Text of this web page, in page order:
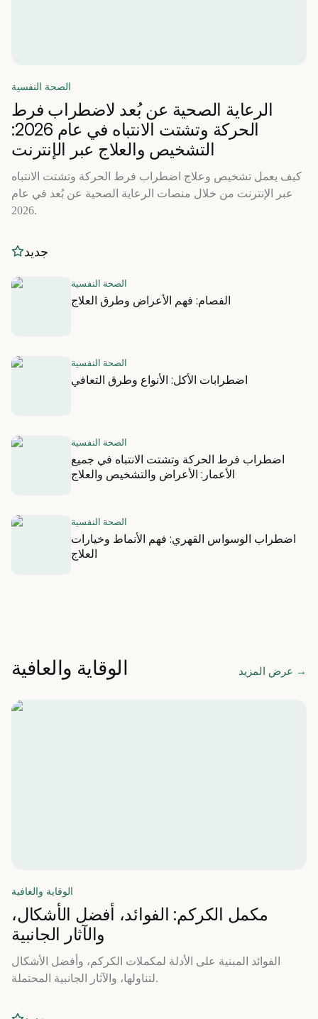
الصحة النفسية
الرعاية الصحية عن بُعد لاضطراب فرط
الحركة وتشتت الانتباه في عام 2026:
التشخيص والعلاج عبر الإنترنت
كيف يعمل تشخيص وعلاج اضطراب فرط الحركة وتشتت الانتباه
عبر الإنترنت من خلال منصات الرعاية الصحية عن بُعد في عام
2026.
جديد
الصحة النفسية
الفصام: فهم الأعراض وطرق العلاج
الصحة النفسية
اضطرابات الأكل: الأنواع وطرق التعافي
الصحة النفسية
اضطراب فرط الحركة وتشتت الانتباه في جميع
الأعمار: الأعراض والتشخيص والعلاج
الصحة النفسية
اضطراب الوسواس القهري: فهم الأنماط وخيارات
العلاج
الوقاية والعافية عرض المزيد →
الوقاية والعافية
مكمل الكركم: الفوائد، أفضل الأشكال،
والآثار الجانبية
الفوائد المبنية على الأدلة لمكملات الكركم، وأفضل الأشكال
لتناولها، والآثار الجانبية المحتملة.